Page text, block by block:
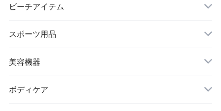
ビキニ
ハイネックビキニ
ビーチアイテム
ビーチサンダル
ヌードブラ
カーディガン・羽織
スポーツ用品
サウナスーツ
スイムウェア
美容機器
脱毛器
ボディケア